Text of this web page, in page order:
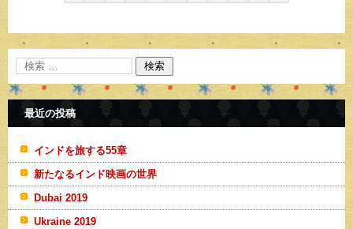
最近の投稿
インドを旅する55章
新たなるインド映画の世界
Dubai 2019
Ukraine 2019